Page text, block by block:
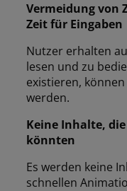
Vermeidung von
Zeit für Eingaben
Nutzer erhalten
lesen und zu
existieren,
werden.
Keine Inhalte,
könnten
Es werden keine
schnellen